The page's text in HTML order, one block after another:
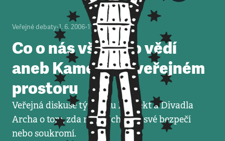
Veřejné debaty•1. 6. 2006•1 minuta
Co o nás všechno vědí
aneb Kamery ve veřejném
prostoru
Veřejná diskuse týdeníku Respekt a Divadla
Archa o tom, zda máme chránit své bezpečí
nebo soukromí.